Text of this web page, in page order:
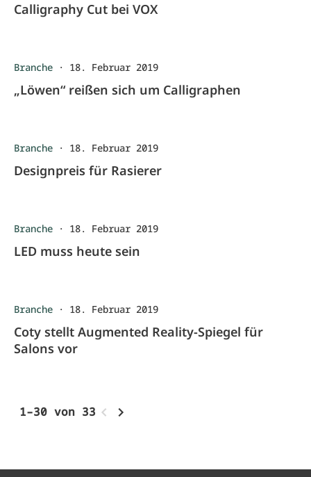
Calligraphy Cut bei VOX
Branche · 18. Februar 2019
„Löwen“ reißen sich um Calligraphen
Branche · 18. Februar 2019
Designpreis für Rasierer
Branche · 18. Februar 2019
LED muss heute sein
Branche · 18. Februar 2019
Coty stellt Augmented Reality-Spiegel für
Salons vor
1–30 von 33